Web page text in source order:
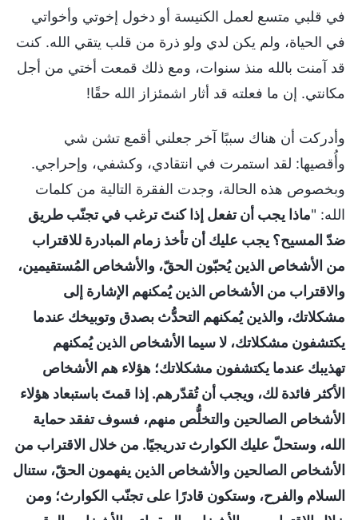
في قلبي متسع لعمل الكنيسة أو دخول إخوتي وأخواتي
في الحياة، ولم يكن لدي ولو ذرة من قلب يتقي الله. كنت
قد آمنت بالله منذ سنوات، ومع ذلك قمعت أختي من أجل
مكانتي. إن ما فعلته قد أثار اشمئزاز الله حقًا!
وأدركت أن هناك سببًا آخر جعلني أقمع تشن شي
وأُقصيها: لقد استمرت في انتقادي، وكشفي، وإحراجي.
وبخصوص هذه الحالة، وجدت الفقرة التالية من كلمات
الله: "ماذا يجب أن تفعل إذا كنتَ ترغب في تجنّب طريق
ضدّ المسيح؟ يجب عليك أن تأخذ زمام المبادرة للاقتراب
من الأشخاص الذين يُحبّون الحقّ، والأشخاص المُستقيمين،
والاقتراب من الأشخاص الذين يُمكنهم الإشارة إلى
مشكلاتك، والذين يُمكنهم التحدُّث بصدق وتوبيخك عندما
يكتشفون مشكلاتك، لا سيما الأشخاص الذين يُمكنهم
تهذيبك عندما يكتشفون مشكلاتك؛ هؤلاء هم الأشخاص
الأكثر فائدة لك، ويجب أن تُقدّرهم. إذا قمتَ باستبعاد هؤلاء
الأشخاص الصالحين والتخلُّص منهم، فسوف تفقد حماية
الله، وستحلّ عليك الكوارث تدريجيًا. من خلال الاقتراب من
الأشخاص الصالحين والأشخاص الذين يفهمون الحقّ، ستنال
السلام والفرح، وستكون قادرًا على تجنّب الكوارث؛ ومن